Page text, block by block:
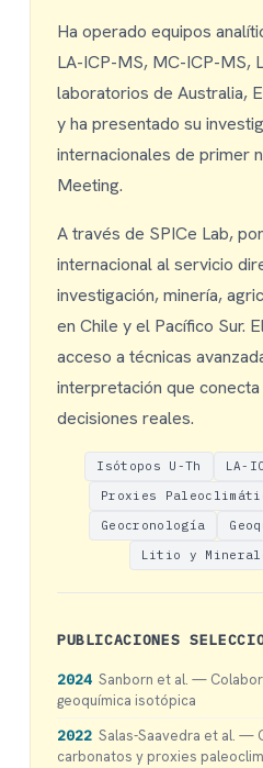
Ha operado equipos
LA-ICP-MS, MC-ICP-MS,
laboratorios de Australia,
y ha presentado su
internacionales de primer
Meeting.
A través de SPICe Lab,
internacional al servicio
investigación, minería,
en Chile y el Pacífico Sur.
acceso a técnicas
interpretación que
decisiones reales.
Isótopos U-Th LA-
Proxies
Geocronología
Litio y
PUBLICACIONES
2024 Sanborn et al. —
geoquímica isotópica
2022 Salas-Saavedra et al. —
carbonatos y proxies